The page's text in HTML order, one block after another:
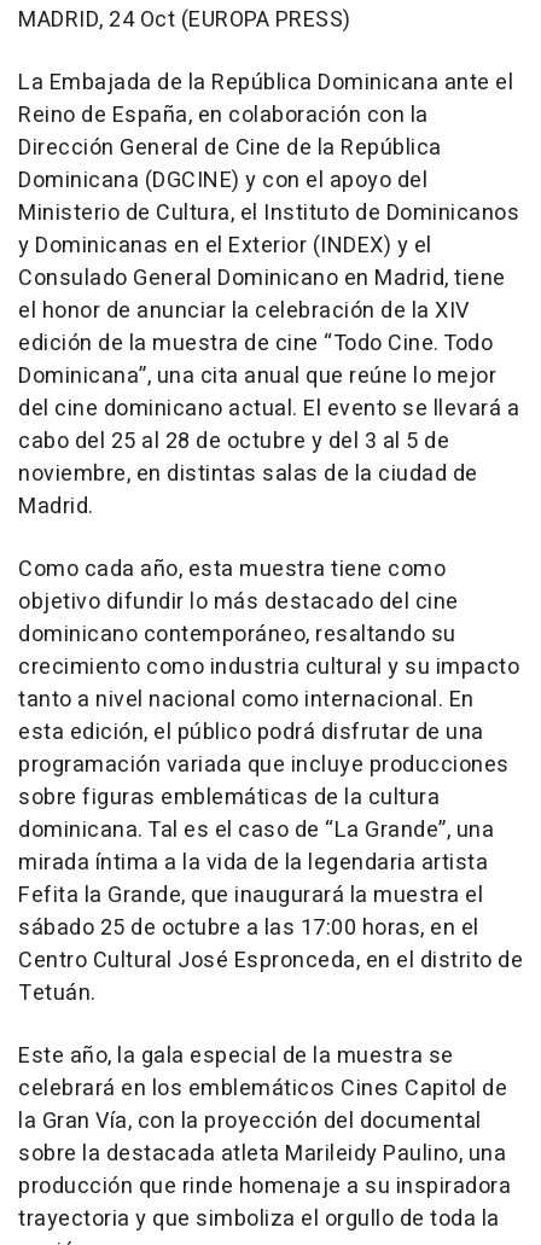
MADRID, 24 Oct (EUROPA PRESS)
La Embajada de la República Dominicana ante el
Reino de España, en colaboración con la
Dirección General de Cine de la República
Dominicana (DGCINE) y con el apoyo del
Ministerio de Cultura, el Instituto de Dominicanos
y Dominicanas en el Exterior (INDEX) y el
Consulado General Dominicano en Madrid, tiene
el honor de anunciar la celebración de la XIV
edición de la muestra de cine “Todo Cine. Todo
Dominicana”, una cita anual que reúne lo mejor
del cine dominicano actual. El evento se llevará a
cabo del 25 al 28 de octubre y del 3 al 5 de
noviembre, en distintas salas de la ciudad de
Madrid.
Como cada año, esta muestra tiene como
objetivo difundir lo más destacado del cine
dominicano contemporáneo, resaltando su
crecimiento como industria cultural y su impacto
tanto a nivel nacional como internacional. En
esta edición, el público podrá disfrutar de una
programación variada que incluye producciones
sobre figuras emblemáticas de la cultura
dominicana. Tal es el caso de “La Grande”, una
mirada íntima a la vida de la legendaria artista
Fefita la Grande, que inaugurará la muestra el
sábado 25 de octubre a las 17:00 horas, en el
Centro Cultural José Espronceda, en el distrito de
Tetuán.
Este año, la gala especial de la muestra se
celebrará en los emblemáticos Cines Capitol de
la Gran Vía, con la proyección del documental
sobre la destacada atleta Marileidy Paulino, una
producción que rinde homenaje a su inspiradora
trayectoria y que simboliza el orgullo de toda la